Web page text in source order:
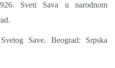
Sveti Sava u narodnom
Save. Beograd: Srpska